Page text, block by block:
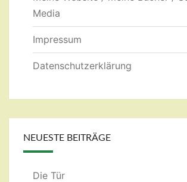
Media
Impressum
Datenschutzerklärung
NEUESTE BEITRÄGE
Die Tür